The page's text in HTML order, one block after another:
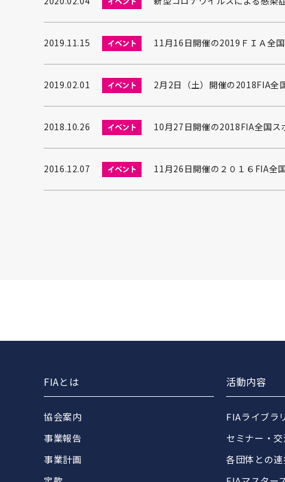
2019.11.15 11月16日開催の2019ＦＩＡ全
2019.02.01 2月2日（土）開催の2018FIA全
2018.10.26 10月27日開催の2018FIA全国ス
2016.12.07 11月26日開催の２０１６FIA全
FIAとは
協会案内
事業報告
事業計画
活動内容
FIAライブラ
セミナー・
各団体との